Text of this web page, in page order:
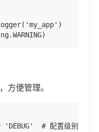
方便管理。
# 配置级别为字